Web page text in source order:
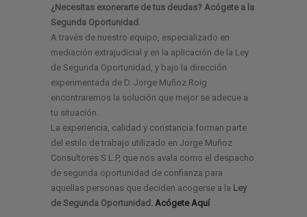
¿Necesitas exonerarte de tus deudas? Acógete a la
Segunda Oportunidad.
A través de nuestro equipo, especializado en
mediación extrajudicial y en la aplicación de la Ley
de Segunda Oportunidad, y bajo la dirección
experimentada de D. Jorge Muñoz Roig
encontraremos la solución que mejor se adecue a
tu situación.
La experiencia, calidad y constancia forman parte
del estilo de trabajo utilizado en Jorge Muñoz
Consultores S.L.P, que nos avala como el despacho
de segunda oportunidad de confianza para
aquellas personas que deciden acogerse a la Ley
de Segunda Oportunidad. Acógete Aquí